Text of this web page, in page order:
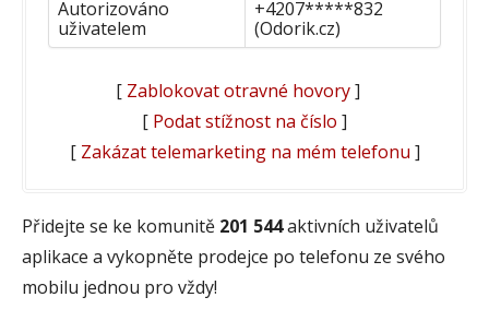
Autorizováno
uživatelem
+4207*****832
(Odorik.cz)
[ Zablokovat otravné hovory]
[ Podat stížnost na číslo ]
[ Zakázat telemarketing na mém telefonu ]
Přidejte se ke komunitě 201 544aktivních uživatelů
aplikace a vykopněte prodejce po telefonu ze svého
mobilu jednou pro vždy!